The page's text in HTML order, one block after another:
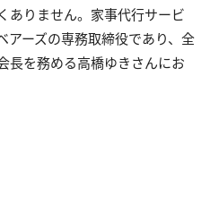
ありません。家事代行サービ
アーズの専務取締役であり、全
長を務める高橋ゆきさんにお